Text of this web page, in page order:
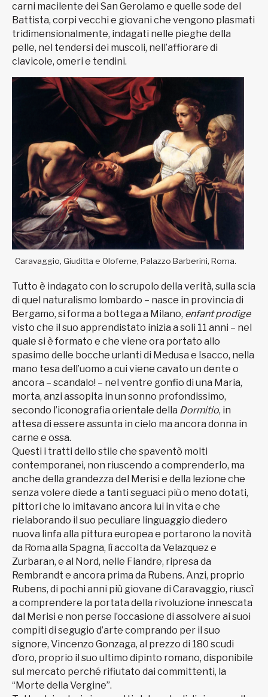
carni macilente dei San Gerolamo e quelle sode del
Battista, corpi vecchi e giovani che vengono plasmati
tridimensionalmente, indagati nelle pieghe della
pelle, nel tendersi dei muscoli, nell’affiorare di
clavicole, omeri e tendini.
Caravaggio, Giuditta e Oloferne, Palazzo Barberini, Roma.
Tutto è indagato con lo scrupolo della verità, sulla scia
di quel naturalismo lombardo – nasce in provincia di
Bergamo, si forma a bottega a Milano, enfant prodige
visto che il suo apprendistato inizia a soli 11 anni – nel
quale si è formato e che viene ora portato allo
spasimo delle bocche urlanti di Medusa e Isacco, nella
mano tesa dell’uomo a cui viene cavato un dente o
ancora – scandalo! – nel ventre gonfio di una Maria,
morta, anzi assopita in un sonno profondissimo,
secondo l’iconografia orientale della Dormitio, in
attesa di essere assunta in cielo ma ancora donna in
carne e ossa.
Questi i tratti dello stile che spaventò molti
contemporanei, non riuscendo a comprenderlo, ma
anche della grandezza del Merisi e della lezione che
senza volere diede a tanti seguaci più o meno dotati,
pittori che lo imitavano ancora lui in vita e che
rielaborando il suo peculiare linguaggio diedero
nuova linfa alla pittura europea e portarono la novità
da Roma alla Spagna, lì accolta da Velazquez e
Zurbaran, e al Nord, nelle Fiandre, ripresa da
Rembrandt e ancora prima da Rubens. Anzi, proprio
Rubens, di pochi anni più giovane di Caravaggio, riuscì
a comprendere la portata della rivoluzione innescata
dal Merisi e non perse l’occasione di assolvere ai suoi
compiti di segugio d’arte comprando per il suo
signore, Vincenzo Gonzaga, al prezzo di 180 scudi
d’oro, proprio il suo ultimo dipinto romano, disponibile
sul mercato perché rifiutato dai committenti, la
“Morte della Vergine”.